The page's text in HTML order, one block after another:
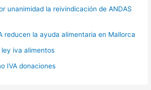
unanimidad la reivindicación de ANDAS
reducen la ayuda alimentaria en Mallorca
iva alimentos
IVA donaciones